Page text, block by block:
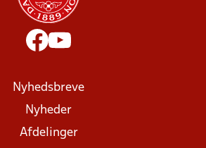
Nyhedsbreve
Nyheder
Afdelinger